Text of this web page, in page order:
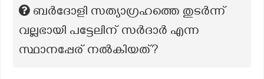
ബർദോളി സത്യാഗ്രഹത്തെ തുടർന്ന്
വല്ലഭായി പട്ടേലിന് സർദാർ എന്ന
സ്ഥാനപ്പേര് നൽകിയത്?